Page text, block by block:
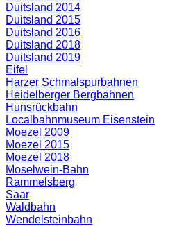
Duitsland 2014
Duitsland 2015
Duitsland 2016
Duitsland 2018
Duitsland 2019
Eifel
Harzer Schmalspurbahnen
Heidelberger Bergbahnen
Hunsrückbahn
Localbahnmuseum Eisenstein
Moezel 2009
Moezel 2015
Moezel 2018
Moselwein-Bahn
Rammelsberg
Saar
Waldbahn
Wendelsteinbahn